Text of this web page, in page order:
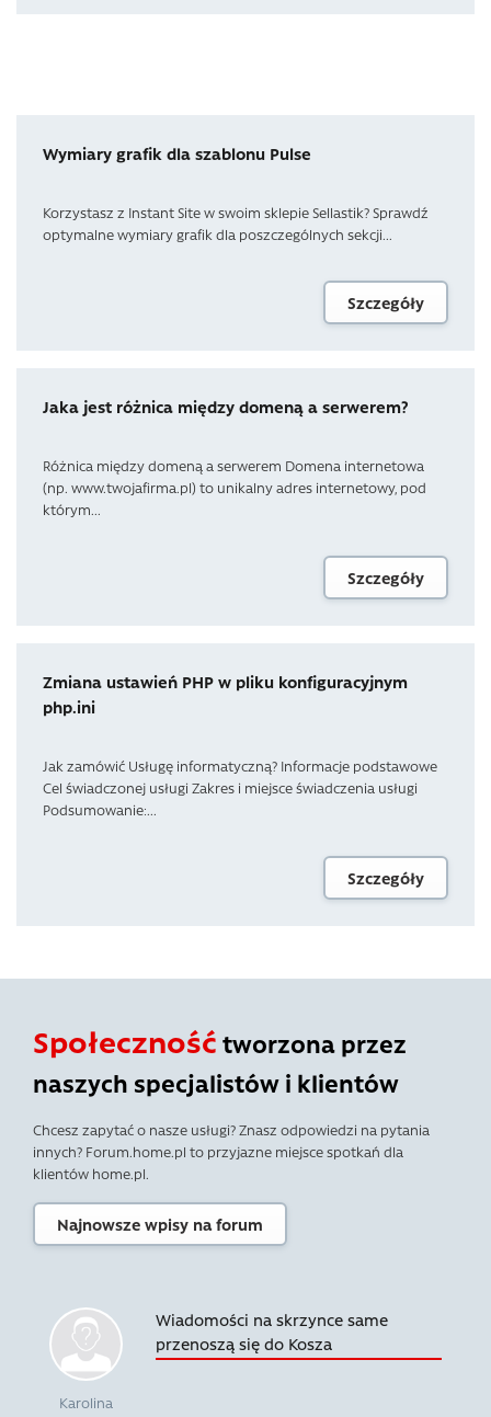
Wymiary grafik dla szablonu Pulse
Korzystasz z Instant Site w swoim sklepie Sellastik? Sprawdź
optymalne wymiary grafik dla poszczególnych sekcji...
Szczegóły
Jaka jest różnica między domeną a serwerem?
Różnica między domeną a serwerem Domena internetowa
(np. www.twojafirma.pl) to unikalny adres internetowy, pod
którym...
Szczegóły
Zmiana ustawień PHP w pliku konfiguracyjnym
php.ini
Jak zamówić Usługę informatyczną? Informacje podstawowe
Cel świadczonej usługi Zakres i miejsce świadczenia usługi
Podsumowanie:...
Szczegóły
Społeczność tworzona przez
naszych specjalistów i klientów
Chcesz zapytać o nasze usługi? Znasz odpowiedzi na pytania
innych? Forum.home.pl to przyjazne miejsce spotkań dla
klientów home.pl.
Najnowsze wpisy na forum
Karolina
Wiadomości na skrzynce same
przenoszą się do Kosza